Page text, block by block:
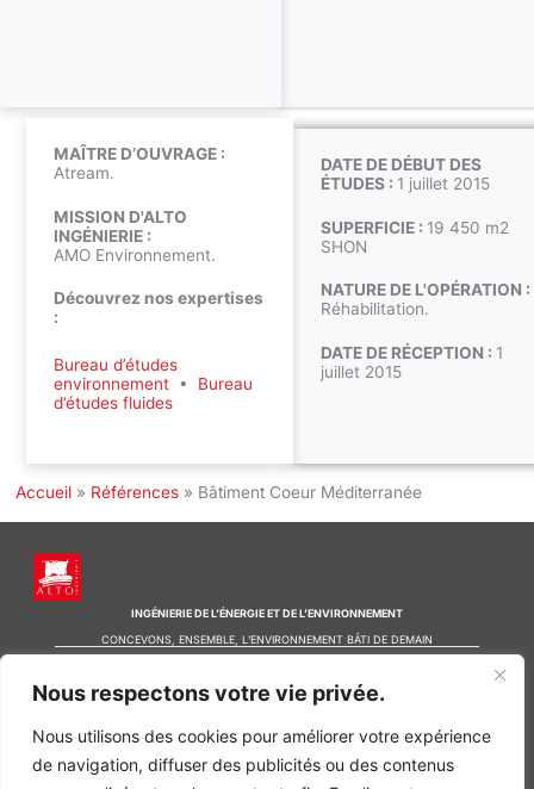
Nous respectons votre vie privée.
Nous utilisons des cookies pour améliorer votre expérience
de navigation, diffuser des publicités ou des contenus
DATE DE DÉBUT DES
ÉTUDES : 1 juillet 2015
SUPERFICIE : 19 450 m2
SHON
NATURE DE L'OPÉRATION :
Réhabilitation.
DATE DE RÉCEPTION : 1
juillet 2015
MAÎTRE D’OUVRAGE :
Atream.
MISSION D'ALTO
INGÉNIERIE :
AMO Environnement.
Découvrez nos expertises
:
Bureau d’études
environnement• Bureau
d’études fluides
Accueil » Références » Bâtiment Coeur Méditerranée
INGÉNIERIE DE L’ÉNERGIE ET DE L’ENVIRONNEMENT
CONCEVONS, ENSEMBLE, L’ENVIRONNEMENT BÂTI DE DEMAIN
CONTACT
Tel. +33 (0)1 64 68 18 50
L
i
n
I
n
s
F
a
c